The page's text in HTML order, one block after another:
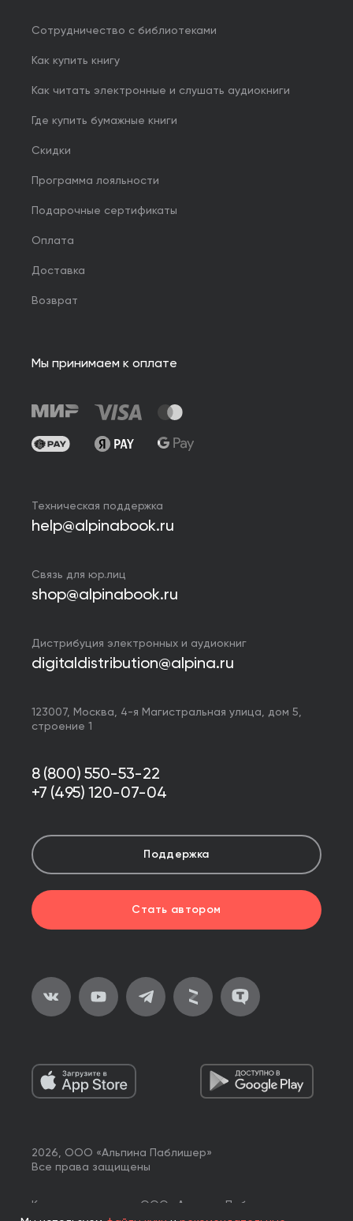
Сотрудничество с библиотеками
Как купить книгу
Как читать электронные и слушать аудиокниги
Где купить бумажные книги
Скидки
Программа лояльности
Подарочные сертификаты
Оплата
Доставка
Возврат
Мы принимаем к оплате
Техническая поддержка
help@alpinabook.ru
Связь для юр.лиц
shop@alpinabook.ru
Дистрибуция электронных и аудиокниг
digitaldistribution@alpina.ru
123007, Москва, 4-я Магистральная улица, дом 5,
строение 1
8 (800) 550-53-22
+7 (495) 120-07-04
Поддержка
Стать автором
2026, ООО «Альпина Паблишер»
Все права защищены
Книги реализуются ООО «Альпина Паблишер»